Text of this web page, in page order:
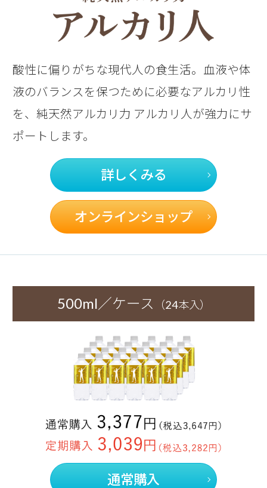
酸性に偏りがちな現代人の食生活。
血液や体
液のバランスを保つために必要なアルカリ性
を、 純天然アルカリ力 アルカリ人が強力にサ
ポートします。
詳しくみる
オンラインショップ
500ml／ケース （24本入）
通常購入